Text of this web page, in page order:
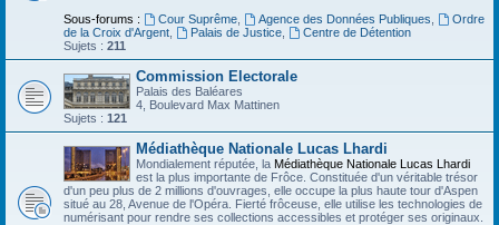
Sous-forums :
Cour Suprême, Agence des Données Publiques
Ordre
de la Croix d'Argent
Palais de Justice,
Centre de Détention
Sujets : 211
Commission Electorale
Palais des Baléares
4, Boulevard Max Mattinen
Sujets : 121
Médiathèque Nationale Lucas Lhardi
Mondialement réputée, la Médiathèque Nationale Lucas Lhardi
est la plus importante de Frôce. Constituée d'un véritable trésor
d'un peu plus de 2 millions d'ouvrages, elle occupe la plus haute tour d'Aspen
situé au 28, Avenue de l'Opéra. Fierté frôceuse, elle utilise les technologies de
numérisant pour rendre ses collections accessibles et protéger ses originaux.